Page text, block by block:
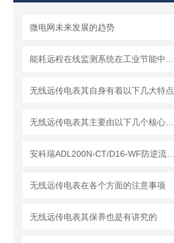
微电网未来发展的趋势
无线远传电表其自身有着以下几大特点
无线远传电表在各个方面的注意事项
无线远传电表其保养也是有讲究的